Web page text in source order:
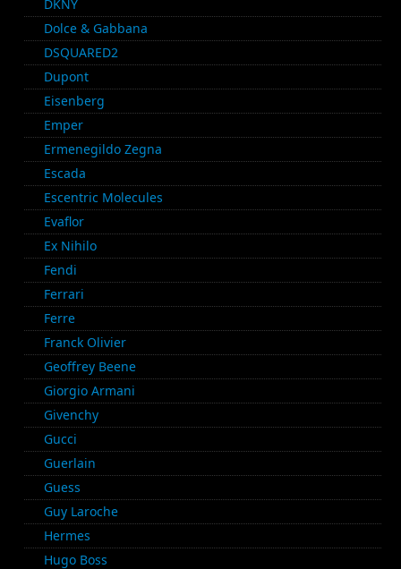
DKNY
Dolce & Gabbana
DSQUARED2
Dupont
Eisenberg
Emper
Ermenegildo Zegna
Escada
Escentric Molecules
Evaflor
Ex Nihilo
Fendi
Ferrari
Ferre
Franck Olivier
Geoffrey Beene
Giorgio Armani
Givenchy
Gucci
Guerlain
Guess
Guy Laroche
Hermes
Hugo Boss